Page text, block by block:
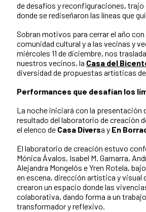
de desafíos y reconfiguraciones,
donde se rediseñaron las líneas que
Sobran motivos para cerrar el año
comunidad cultural y a las vecinas y
miércoles 11 de diciembre, nos
nuestros vecinos, la Casa del
diversidad de propuestas artísticas
Performances que desafían los
La noche iniciará con la presentación
resultado del laboratorio de creación
el elenco de Casa Diversa y En
El laboratorio de creación estuvo
Mónica Ávalos, Isabel M. Gamarra,
Alejandra Mongelós e Yren Rotela,
en escena, dirección artística y visual
crearon un espacio donde las
colaborativa, dando forma a un
transformador y reflexivo.